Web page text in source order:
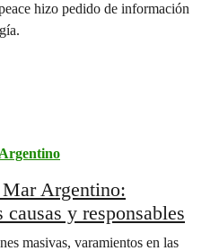
hizo pedido de información
Argentino:
y responsables
masivas, varamientos en las